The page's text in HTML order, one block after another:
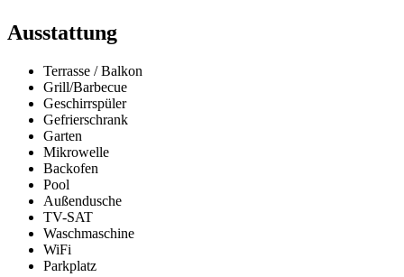
Ausstattung
Terrasse / Balkon
Grill/Barbecue
Geschirrspüler
Gefrierschrank
Garten
Mikrowelle
Backofen
Pool
Außendusche
TV-SAT
Waschmaschine
WiFi
Parkplatz